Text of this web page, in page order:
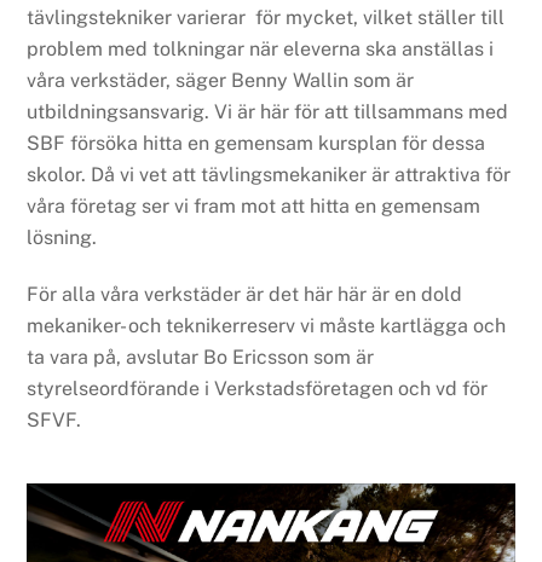
tävlingstekniker varierar för mycket, vilket ställer till
problem med tolkningar när eleverna ska anställas i
våra verkstäder, säger Benny Wallin som är
utbildningsansvarig. Vi är här för att tillsammans med
SBF försöka hitta en gemensam kursplan för dessa
skolor. Då vi vet att tävlingsmekaniker är attraktiva för
våra företag ser vi fram mot att hitta en gemensam
lösning.
För alla våra verkstäder är det här här är en dold
mekaniker- och teknikerreserv vi måste kartlägga och
ta vara på, avslutar Bo Ericsson som är
styrelseordförande i Verkstadsföretagen och vd för
SFVF.